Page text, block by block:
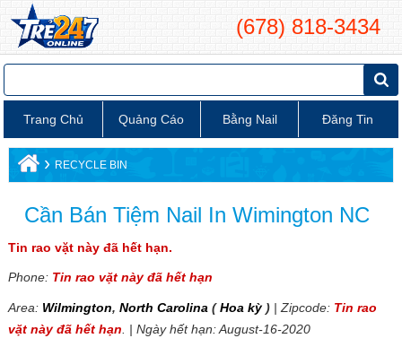
(678) 818-3434
Trang Chủ Quảng Cáo Bằng Nail Đăng Tin
› RECYCLE BIN
Cần Bán Tiệm Nail In Wimington NC
Tin rao vặt này đã hết hạn.
Phone: Tin rao vặt này đã hết hạn
Area: Wilmington, North Carolina (Hoa kỳ)| Zipcode: Tin rao
vặt này đã hết hạn . | Ngày hết hạn: August-16-2020